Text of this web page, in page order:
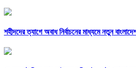
শহীদদের ত্যাগে অবাধ নির্বাচনের মাধ্যমে নতুন